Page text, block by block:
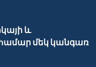
և
մեկ կանգառ